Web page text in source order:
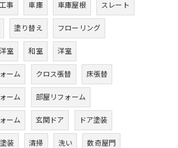
事 車庫 車庫屋根 スレート
塗り替え フローリング
室 和室 洋室
ーム クロス張替 床張替
ーム 部屋リフォーム
ーム 玄関ドア ドア塗装
塗装 清掃 洗い 数奇屋門